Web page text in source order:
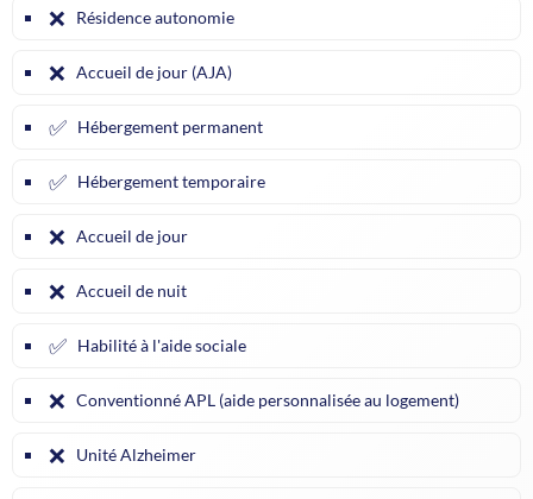
❌ Résidence autonomie
❌ Accueil de jour (AJA)
✅ Hébergement permanent
✅ Hébergement temporaire
❌ Accueil de jour
❌ Accueil de nuit
✅ Habilité à l'aide sociale
❌ Conventionné APL (aide personnalisée au logement)
❌ Unité Alzheimer